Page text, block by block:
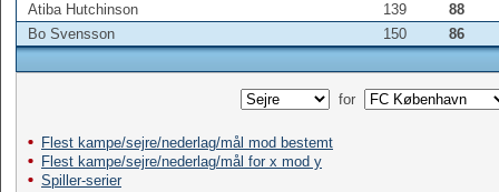
Atiba Hutchinson
139
88
Bo Svensson
150 86
for
Flest kampe/sejre/nederlag/mål mod bestemt
Flest kampe/sejre/nederlag/mål for x mod y
Spiller-serier